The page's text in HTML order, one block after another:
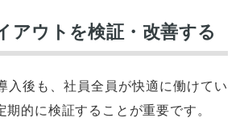
アウトを検証・改善する
入後も、社員全員が快適に働けてい
的に検証することが重要です。